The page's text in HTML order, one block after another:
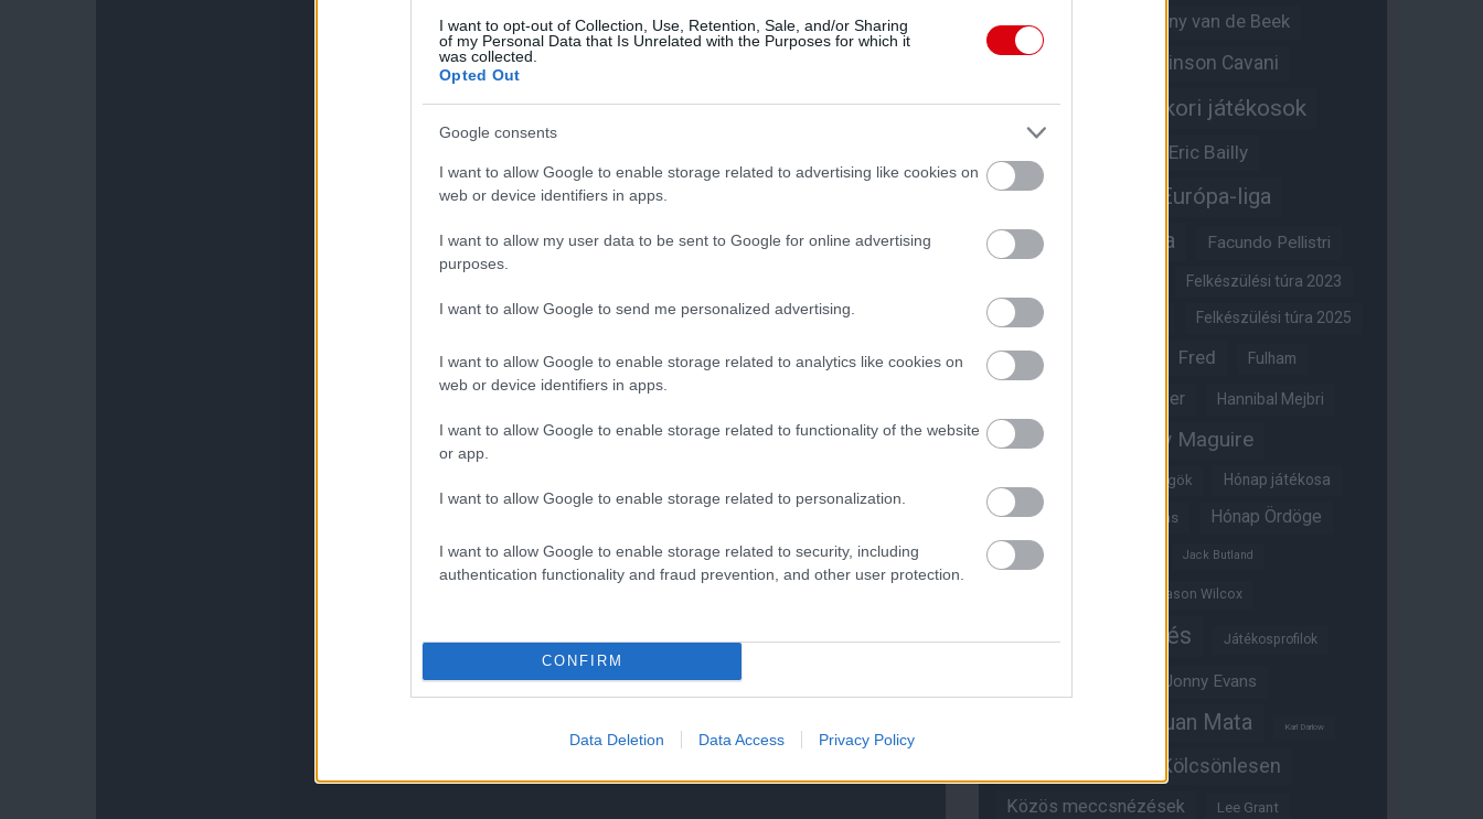
I want to opt-out of Collection, Use, Retention, Sale, and/or Sharing
of my Personal Data that Is Unrelated with the Purposes for which it
was collected.
Opted Out
Google consents
I want to allow Google to enable storage related to advertising like cookies on
web or device identifiers in apps.
I want to allow my user data to be sent to Google for online advertising
purposes.
I want to allow Google to send me personalized advertising.
I want to allow Google to enable storage related to analytics like cookies on
web or device identifiers in apps.
I want to allow Google to enable storage related to functionality of the website
or app.
I want to allow Google to enable storage related to personalization.
I want to allow Google to enable storage related to security, including
authentication functionality and fraud prevention, and other user protection.
CONFIRM
Data Deletion Data Access Privacy Policy
Diogo Dalot
Donny van de Beek
Edinson Cavani
Edzői stáb Egykori játékosok
Eric Bailly
Erik ten Hag Európa-liga
Everton FA-kupa Facundo Pellistri
Felkészülési túra 2023
Felkészülési túra 2024 Felkészülési túra 2025
Felkészülési túra 2026 Fred Fulham
Glazer Hannibal Mejbri
Harry Amass Harry Maguire
Híres magyar Vörös Ördögök Hónap játékosa
Hónap legjobbja szavazás Hónap Ördöge
Hull City Jack Butland
Jason Wilcox
Játékosértékelés Játékosprofilok
Jonny Evans
Juan Mata Karl Darlow
Kölcsönlesen
Közös meccsnézések Lee Grant